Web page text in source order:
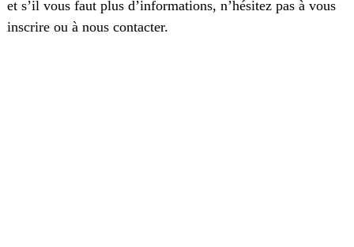
et s’il vous faut plus d’informations, n’hésitez pas à vous
inscrire ou à nous contacter.